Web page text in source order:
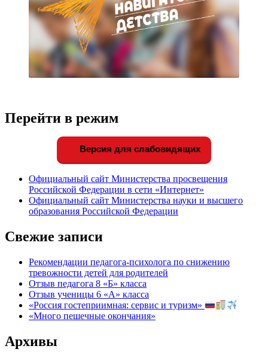
Перейти в режим
Версия для слабовидящих
Официальный сайт Министерства просвещения
Российской Федерации в сети «Интернет»
Официальный сайт Министерства науки и высшего
образования Российской Федерации
Свежие записи
Рекомендации педагога-психолога по снижению
тревожности детей для родителей
Отзыв педагога 8 «Б» класса
Отзыв ученицы 6 «А» класса
«Россия гостеприимная: сервис и туризм»
«Много пешечные окончания»
Архивы